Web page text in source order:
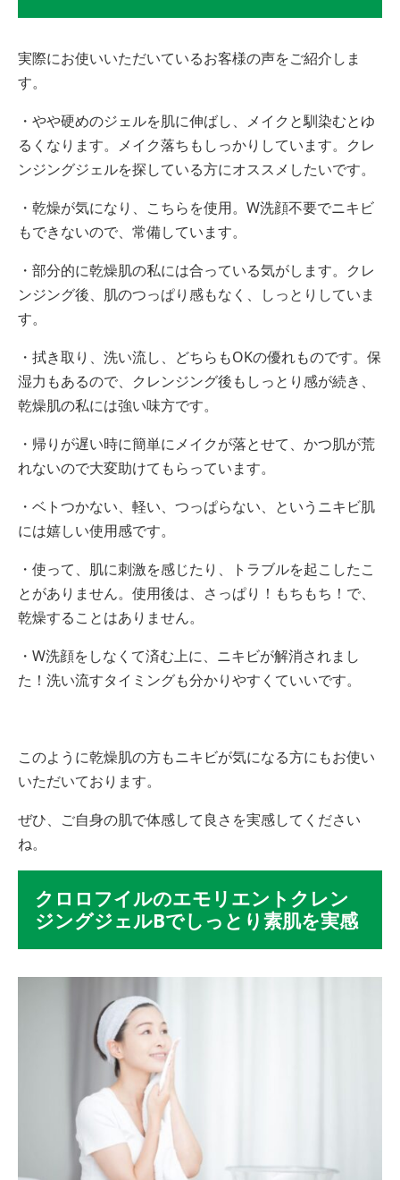
実際にお使いいただいているお客様の声をご紹介しま
す。
・やや硬めのジェルを肌に伸ばし、メイクと馴染むとゆ
るくなります。メイク落ちもしっかりしています。クレ
ンジングジェルを探している方にオススメしたいです。
・乾燥が気になり、こちらを使用。W洗顔不要でニキビ
もできないので、常備しています。
・部分的に乾燥肌の私には合っている気がします。クレ
ンジング後、肌のつっぱり感もなく、しっとりしていま
す。
・拭き取り、洗い流し、どちらもOKの優れものです。保
湿力もあるので、クレンジング後もしっとり感が続き、
乾燥肌の私には強い味方です。
・帰りが遅い時に簡単にメイクが落とせて、かつ肌が荒
れないので大変助けてもらっています。
・ベトつかない、軽い、つっぱらない、というニキビ肌
には嬉しい使用感です。
・使って、肌に刺激を感じたり、トラブルを起こしたこ
とがありません。使用後は、さっぱり！もちもち！で、
乾燥することはありません。
・W洗顔をしなくて済む上に、ニキビが解消されまし
た！洗い流すタイミングも分かりやすくていいです。
このように乾燥肌の方もニキビが気になる方にもお使い
いただいております。
ぜひ、ご自身の肌で体感して良さを実感してください
ね。
クロロフイルのエモリエントクレン
ジングジェルBでしっとり素肌を実感